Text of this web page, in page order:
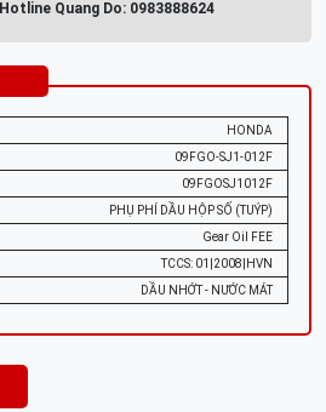
Hotline Quang Do: 0983888624
HONDA
09FGO-SJ1-012F
09FGOSJ1012F
PHỤ PHÍ DẦU HỘP SỐ (TUÝP)
Gear Oil FEE
TCCS: 01|2008|HVN
DẦU NHỚT - NƯỚC MÁT